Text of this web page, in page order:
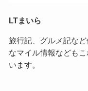
LTまいら
旅行記、グルメ記な
なマイル情報なども
います。